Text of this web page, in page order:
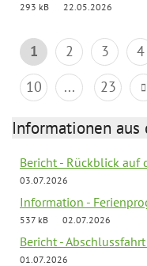
293 kB
22.05.2026
1 2 3 4
10
... 23
Informationen
Bericht - Rückblick auf
03.07.2026
Information -
537 kB
02.07.2026
Bericht -
01.07.2026